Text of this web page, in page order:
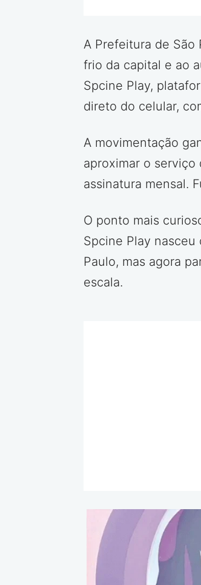
A Prefeitura de São
frio da capital e ao
Spcine Play,
direto do celular,
A movimentação
aproximar o
assinatura mensal.
O ponto mais
Spcine Play
Paulo, mas agora
escala.